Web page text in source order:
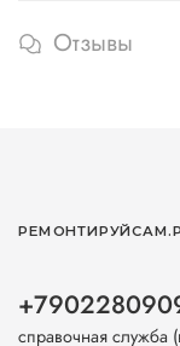
Отзывы
справочная служба